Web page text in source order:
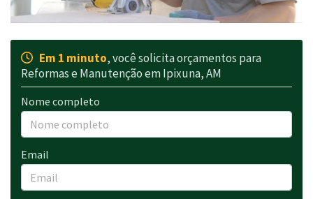
Em 1 minuto, você solicita orçamentos para
Reformas e Manutenção em Ipixuna, AM
Nome completo
Email